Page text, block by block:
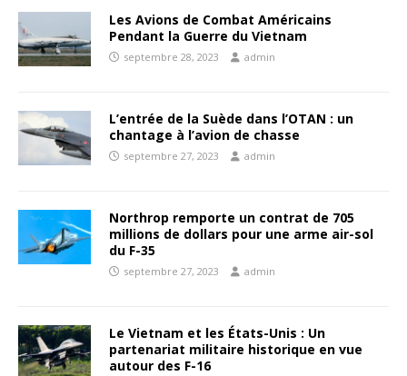
Les Avions de Combat Américains
Pendant la Guerre du Vietnam
septembre 28, 2023 admin
L’entrée de la Suède dans l’OTAN : un
chantage à l’avion de chasse
septembre 27, 2023 admin
Northrop remporte un contrat de 705
millions de dollars pour une arme air-sol
du F-35
septembre 27, 2023 admin
Le Vietnam et les États-Unis : Un
partenariat militaire historique en vue
autour des F-16